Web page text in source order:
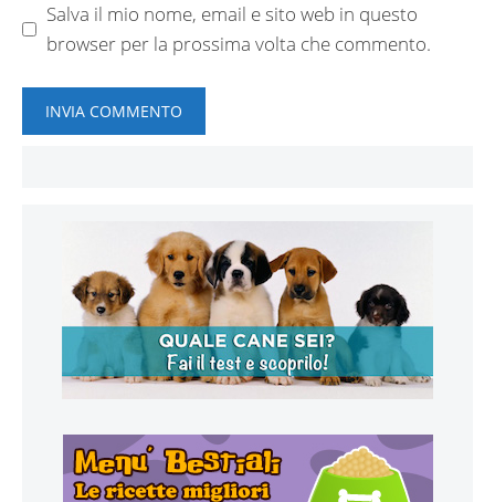
Salva il mio nome, email e sito web in questo
browser per la prossima volta che commento.